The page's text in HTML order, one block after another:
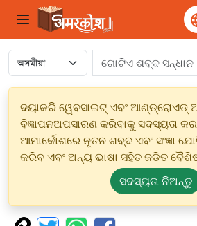
ଦୟାକରି ୱେବସାଇଟ୍ ଏବଂ
ବିଜ୍ଞାପନଅପସାରଣ କରିବାକୁ ସଦସ୍ୟତା
ଆମାର୍କୋଶରେ ନୂତନ ଶବ୍ଦ ଏବଂ ସଂଜ୍ଞା
କରିବ ଏବଂ ଅନ୍ୟ ଭାଷା ସହିତ ଜଡିତ
ସଦସ୍ୟତା ନିଅନ୍ତୁ